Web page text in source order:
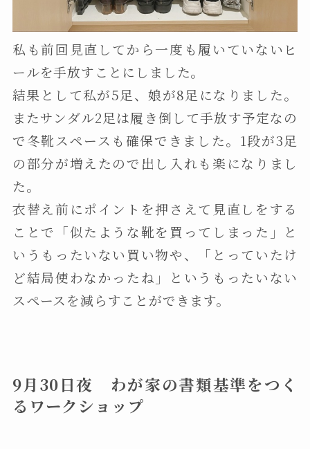
私も前回見直してから一度も履いていないヒ
ールを手放すことにしました。
結果として私が5足、娘が8足になりました。
またサンダル2足は履き倒して手放す予定なの
で冬靴スペースも確保できました。1段が3足
の部分が増えたので出し入れも楽になりまし
た。
衣替え前にポイントを押さえて見直しをする
ことで「似たような靴を買ってしまった」と
いうもったいない買い物や、「とっていたけ
ど結局使わなかったね」というもったいない
スペースを減らすことができます。
9月30日夜 わが家の書類基準をつく
るワークショップ